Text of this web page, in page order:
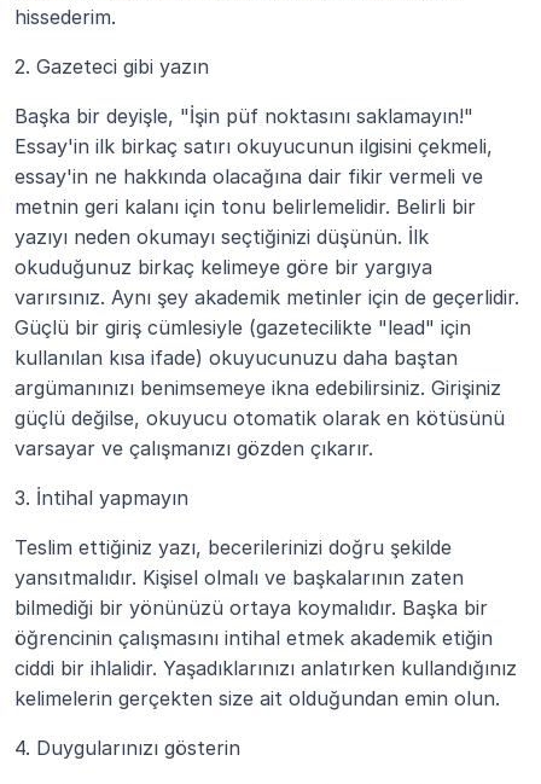
hissederim.
2. Gazeteci gibi yazın
Başka bir deyişle, "İşin püf noktasını saklamayın!"
Essay'in ilk birkaç satırı okuyucunun ilgisini çekmeli,
essay'in ne hakkında olacağına dair fikir vermeli ve
metnin geri kalanı için tonu belirlemelidir. Belirli bir
yazıyı neden okumayı seçtiğinizi düşünün. İlk
okuduğunuz birkaç kelimeye göre bir yargıya
varırsınız. Aynı şey akademik metinler için de geçerlidir.
Güçlü bir giriş cümlesiyle (gazetecilikte "lead" için
kullanılan kısa ifade) okuyucunuzu daha baştan
argümanınızı benimsemeye ikna edebilirsiniz. Girişiniz
güçlü değilse, okuyucu otomatik olarak en kötüsünü
varsayar ve çalışmanızı gözden çıkarır.
3. İntihal yapmayın
Teslim ettiğiniz yazı, becerilerinizi doğru şekilde
yansıtmalıdır. Kişisel olmalı ve başkalarının zaten
bilmediği bir yönünüzü ortaya koymalıdır. Başka bir
öğrencinin çalışmasını intihal etmek akademik etiğin
ciddi bir ihlalidir. Yaşadıklarınızı anlatırken kullandığınız
kelimelerin gerçekten size ait olduğundan emin olun.
4. Duygularınızı gösterin